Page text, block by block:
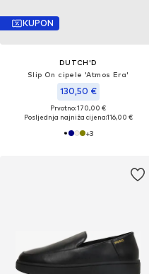
KUPON
DUTCH'D
Slip On cipele 'Atmos Era'
130,50 €
Prvotno: 170,00 €
Posljednja najniža cijena:116,00 €
+3